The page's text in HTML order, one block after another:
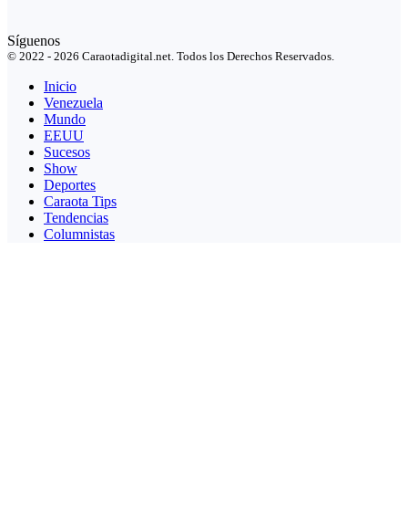
Síguenos
© 2022 - 2026 Caraotadigital.net. Todos los Derechos Reservados.
Inicio
Venezuela
Mundo
EEUU
Sucesos
Show
Deportes
Caraota Tips
Tendencias
Columnistas